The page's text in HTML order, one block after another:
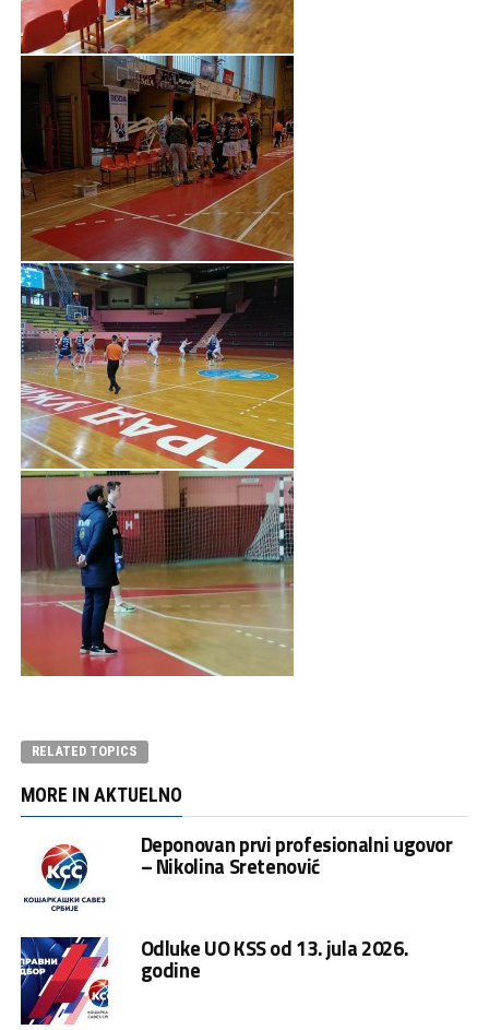
RELATED TOPICS
MORE IN AKTUELNO
Deponovan prvi profesionalni ugovor
– Nikolina Sretenović
Odluke UO KSS od 13. jula 2026.
godine